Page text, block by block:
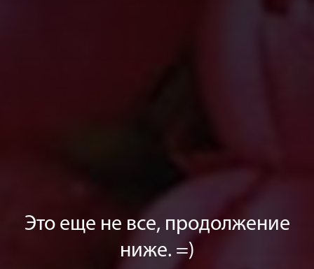
Это еще не все, продолжение
ниже. =)